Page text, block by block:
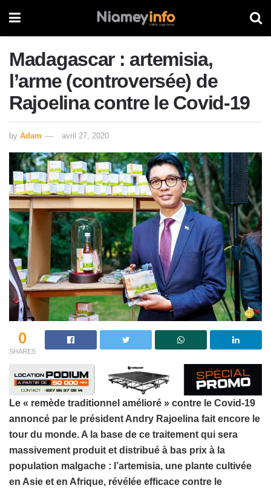
Madagascar : artemisia,
l’arme (controversée) de
Rajoelina contre le Covid-19
by Adam avril 27, 2020
0
SHARES
Le « remède traditionnel amélioré » contre le Covid-19
annoncé par le président Andry Rajoelina fait encore le
tour du monde. A la base de ce traitement qui sera
massivement produit et distribué à bas prix à la
population malgache : l’artemisia, une plante cultivée
en Asie et en Afrique, révélée efficace contre le